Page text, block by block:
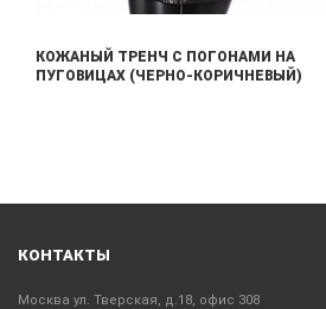
КОЖАНЫЙ ТРЕНЧ С ПОГОНАМИ НА
ПУГОВИЦАХ (ЧЕРНО-КОРИЧНЕВЫЙ)
КОНТАКТЫ
Москва ул. Тверская, д.18, офис 308